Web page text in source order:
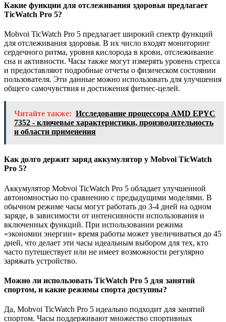
Какие функции для отслеживания здоровья предлагает
TicWatch Pro 5?
Mobvoi TicWatch Pro 5 предлагает широкий спектр функций
для отслеживания здоровья. В их число входят мониторинг
сердечного ритма, уровня кислорода в крови, отслеживание
сна и активности. Часы также могут измерять уровень стресса
и предоставляют подробные отчеты о физическом состоянии
пользователя. Эти данные можно использовать для улучшения
общего самочувствия и достижения фитнес-целей.
Читайте также: Исследование процессора AMD EPYC
7352 - ключевые характеристики, производительность
и области применения
Как долго держит заряд аккумулятор у Mobvoi TicWatch
Pro 5?
Аккумулятор Mobvoi TicWatch Pro 5 обладает улучшенной
автономностью по сравнению с предыдущими моделями. В
обычном режиме часы могут работать до 3-4 дней на одном
заряде, в зависимости от интенсивности использования и
включенных функций. При использовании режима
«экономии энергии» время работы может увеличиваться до 45
дней, что делает эти часы идеальным выбором для тех, кто
часто путешествует или не имеет возможности регулярно
заряжать устройство.
Можно ли использовать TicWatch Pro 5 для занятий
спортом, и какие режимы спорта доступны?
Да, Mobvoi TicWatch Pro 5 идеально подходит для занятий
спортом. Часы поддерживают множество спортивных